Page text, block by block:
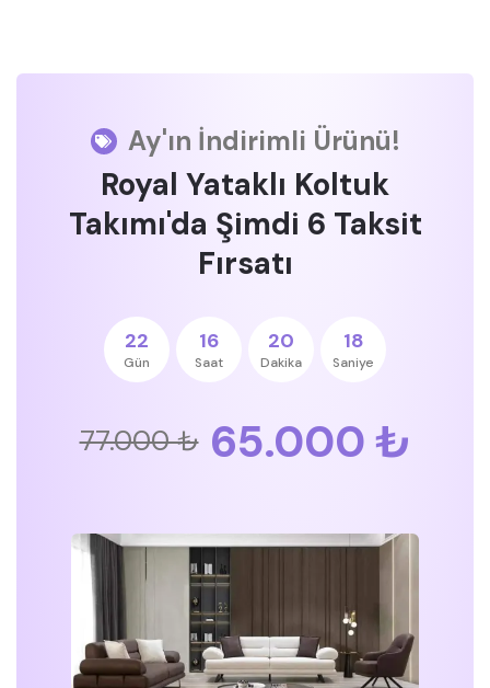
Ay'ın İndirimli Ürünü!
Royal Yataklı Koltuk
Takımı'da Şimdi 6 Taksit
Fırsatı
22
Gün
16
Saat
20
Dakika
17
Saniye
77.000 ₺ 65.000 ₺